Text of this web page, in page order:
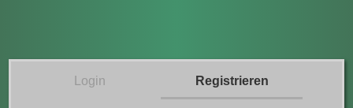
Login Registrieren